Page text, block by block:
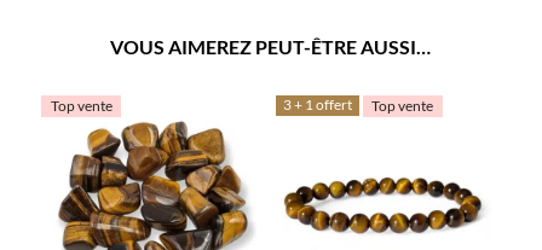
VOUS AIMEREZ PEUT-ÊTRE AUSSI…
Top vente 3 + 1 offert Top vente